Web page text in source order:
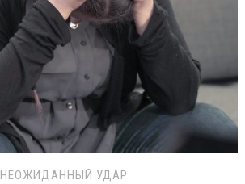
НЕОЖИДАННЫЙ УДАР